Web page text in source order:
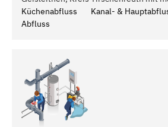
Küchenabfluss
Kanal- &
Abfluss